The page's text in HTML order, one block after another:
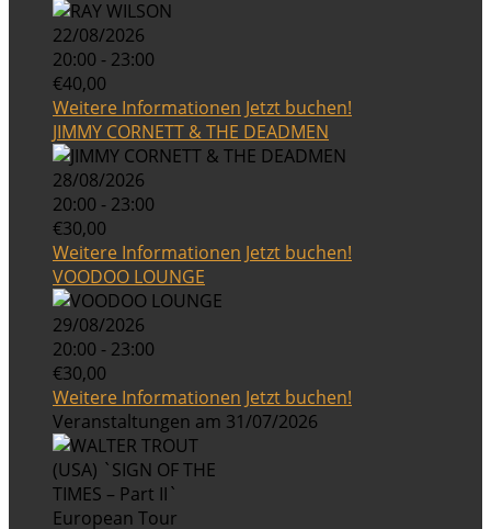
22/08/2026
20:00 - 23:00
€40,00
Weitere Informationen Jetzt buchen!
JIMMY CORNETT & THE DEADMEN
28/08/2026
20:00 - 23:00
€30,00
Weitere Informationen Jetzt buchen!
VOODOO LOUNGE
29/08/2026
20:00 - 23:00
€30,00
Weitere Informationen Jetzt buchen!
Veranstaltungen am 31/07/2026